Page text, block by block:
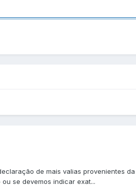
de mais valias provenientes
se devemos indicar exat...